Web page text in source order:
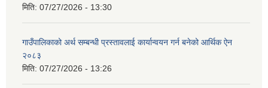
मिति: 07/27/2026 - 13:30
गाउँपालिकाको अर्थ सम्बन्धी प्रस्तावलाई कार्यान्वयन गर्न बनेको आर्थिक ऐन
२०८३
मिति: 07/27/2026 - 13:26